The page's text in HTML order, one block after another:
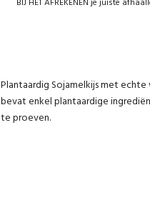
Plantaardig Sojamelkijs met
bevat enkel plantaardige
te proeven.